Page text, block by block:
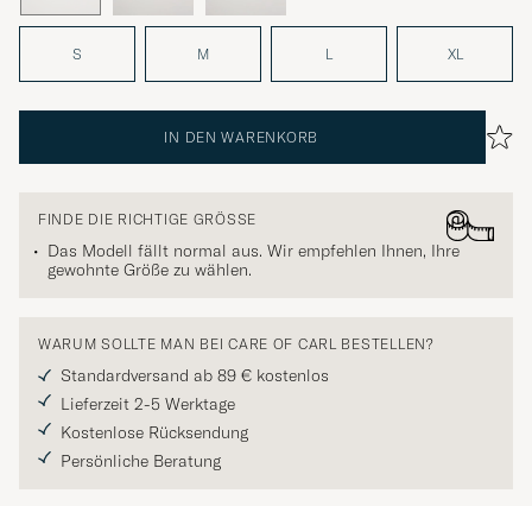
S M L XL
IN DEN WARENKORB
FINDE DIE RICHTIGE GRÖSSE
Das Modell fällt normal aus. Wir empfehlen Ihnen, Ihre
gewohnte Größe zu wählen.
WARUM SOLLTE MAN BEI CARE OF CARL BESTELLEN?
Standardversand ab 89 € kostenlos
Lieferzeit 2-5 Werktage
Kostenlose Rücksendung
Persönliche Beratung